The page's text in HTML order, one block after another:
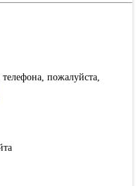
пожалуйста,